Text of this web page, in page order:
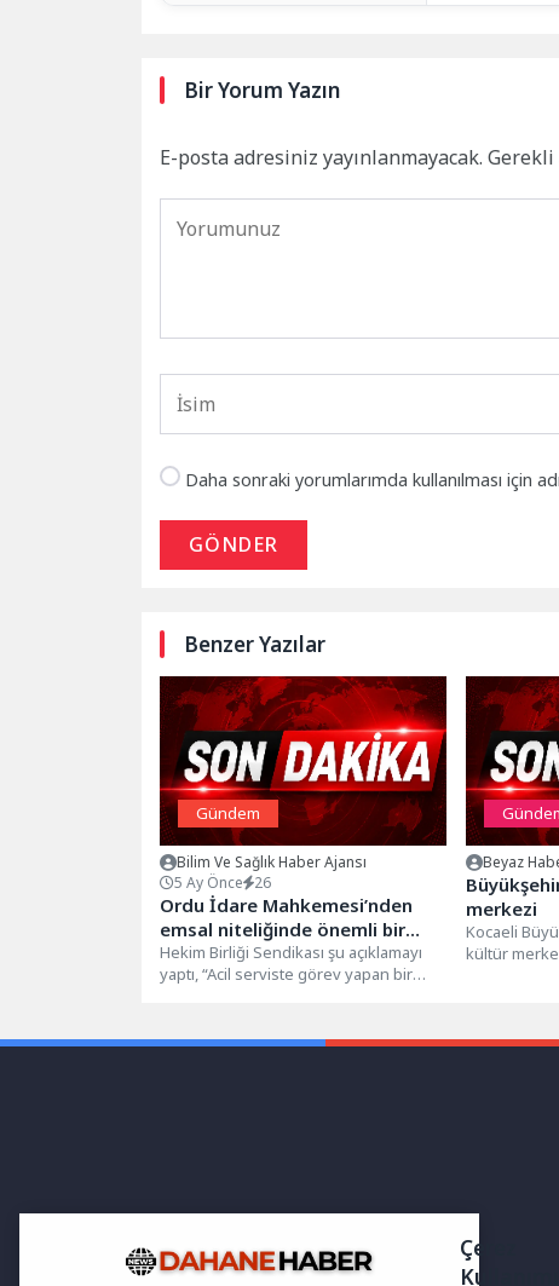
Bir Yorum Yazın
E-posta adresiniz yayınlanmayacak.
Daha sonraki yorumlarımda kullanılması için
GÖNDER
Benzer Yazılar
Gündem
Bilim Ve Sağlık Haber Ajansı
5 Ay Önce
26
Ordu İdare Mahkemesi’nden
emsal niteliğinde önemli bir
karar
Hekim Birliği Sendikası şu açıklamayı
yaptı, “Acil serviste görev yapan bir
Beyaz
merkezi
Kocaeli
kültür
Çerez
Kullanımı